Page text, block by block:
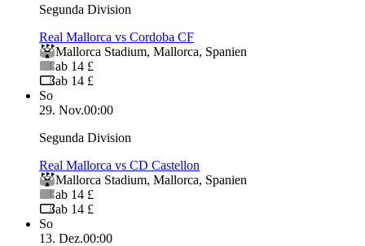
Segunda Division
Real Mallorca vs Cordoba CF
Mallorca Stadium, Mallorca, Spanien
ab 14 £
ab 14 £
So
29. Nov.00:00
Segunda Division
Real Mallorca vs CD Castellon
Mallorca Stadium, Mallorca, Spanien
ab 14 £
ab 14 £
So
13. Dez.00:00